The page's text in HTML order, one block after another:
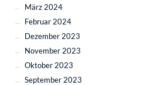
März 2024
Februar 2024
Dezember 2023
November 2023
Oktober 2023
September 2023